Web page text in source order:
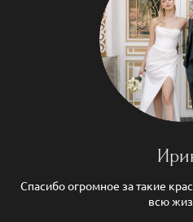
Спасибо огромное за такие
всю